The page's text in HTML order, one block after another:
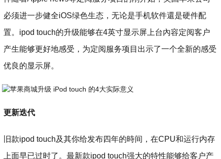
必须进一步健全iOS绿色生态，无论是手机软件還是硬件配
置。ipod touch的升级能够在4英寸显示屏上台內容定阅客户
产生能够更好地感受，为定阅服务项目出示了一个全新的感受
优良的显示屏。
更新迭代
旧款ipod touch及其你给发布四年的時间，在CPU和运行内存
上面早已过时了。最新款ipod touch强大的特性能够给客户产